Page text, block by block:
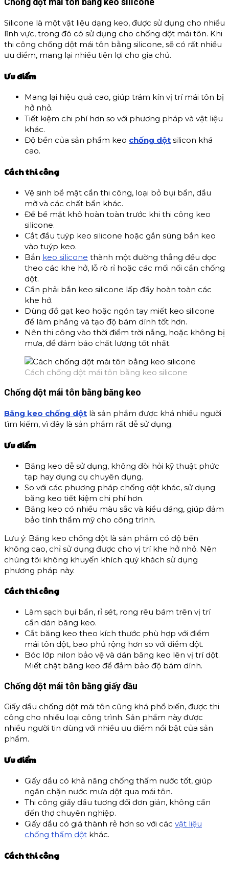
Chống dột mái tôn bằng keo silicone
Silicone là một vật liệu dạng keo, được sử dụng cho nhiều
lĩnh vực, trong đó có sử dụng cho chống dột mái tôn. Khi
thi công chống dột mái tôn bằng silicone, sẽ có rất nhiều
ưu điểm, mang lại nhiều tiện lợi cho gia chủ.
Ưu điểm
Mang lại hiệu quả cao, giúp trám kín vị trí mái tôn bị
hở nhỏ.
Tiết kiệm chi phí hơn so với phương pháp và vật liệu
khác.
Độ bền của sản phẩm keo chống dột silicon khá
cao.
Cách thi công
Vệ sinh bề mặt cần thi công, loại bỏ bụi bẩn, dầu
mỡ và các chất bẩn khác.
Để bề mặt khô hoàn toàn trước khi thi công keo
silicone.
Cắt đầu tuýp keo silicone hoặc gắn súng bắn keo
vào tuýp keo.
Bắn keo silicone thành một đường thẳng đều dọc
theo các khe hở, lỗ rò rỉ hoặc các mối nối cần chống
dột.
Cần phải bắn keo silicone lấp đầy hoàn toàn các
khe hở.
Dùng đồ gạt keo hoặc ngón tay miết keo silicone
để làm phẳng và tạo độ bám dính tốt hơn.
Nên thi công vào thời điểm trời nắng, hoặc không bị
mưa, để đảm bảo chất lượng tốt nhất.
Cách chống dột mái tôn bằng keo silicone
Chống dột mái tôn bằng băng keo
Băng keo chống dột là sản phẩm được khá nhiều người
tìm kiếm, vì đây là sản phẩm rất dễ sử dụng.
Ưu điểm
Băng keo dễ sử dụng, không đòi hỏi kỹ thuật phức
tạp hay dụng cụ chuyên dụng.
So với các phương pháp chống dột khác, sử dụng
băng keo tiết kiệm chi phí hơn.
Băng keo có nhiều màu sắc và kiểu dáng, giúp đảm
bảo tính thẩm mỹ cho công trình.
Lưu ý: Băng keo chống dột là sản phẩm có độ bền
không cao, chỉ sử dụng được cho vị trí khe hở nhỏ. Nên
chúng tôi không khuyến khích quý khách sử dụng
phương pháp này.
Cách thi công
Làm sạch bụi bẩn, rỉ sét, rong rêu bám trên vị trí
cần dán băng keo.
Cắt băng keo theo kích thước phù hợp với điểm
mái tôn dột, bao phủ rộng hơn so với điểm dột.
Bóc lớp nilon bảo vệ và dán băng keo lên vị trí dột.
Miết chặt băng keo để đảm bảo độ bám dính.
Chống dột mái tôn bằng giấy dầu
Giấy dầu chống dột mái tôn cũng khá phổ biến, được thi
công cho nhiều loại công trình. Sản phẩm này được
nhiều người tin dùng với nhiều ưu điểm nổi bật của sản
phẩm.
Ưu điểm
Giấy dầu có khả năng chống thấm nước tốt, giúp
ngăn chặn nước mưa dột qua mái tôn.
Thi công giấy dầu tương đối đơn giản, không cần
đến thợ chuyên nghiệp.
Giấy dầu có giá thành rẻ hơn so với các vật liệu
chống thấm dột khác.
Cách thi công